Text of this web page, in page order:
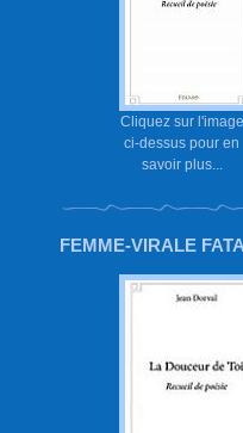
Cliquez sur l'image
ci-dessus pour en
savoir plus...
FEMME-VIRALE